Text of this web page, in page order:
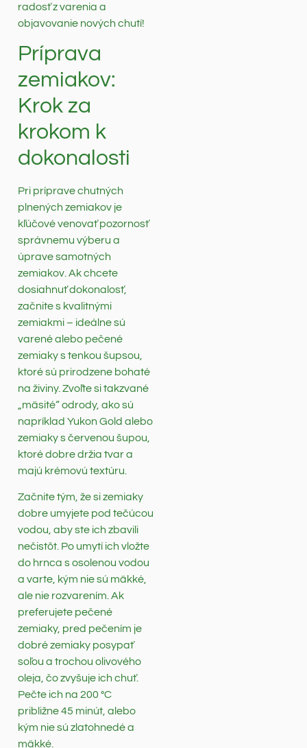
radosť z varenia a
objavovanie nových chutí!
Príprava
zemiakov:
Krok za
krokom k
dokonalosti
Pri príprave chutných
plnených zemiakov je
kľúčové venovať pozornosť
správnemu výberu a
úprave samotných
zemiakov. Ak chcete
dosiahnuť dokonalosť,
začnite s kvalitnými
zemiakmi – ideálne sú
varené alebo pečené
zemiaky s tenkou šupsou,
ktoré sú prirodzene bohaté
na živiny. Zvoľte si takzvané
„mäsité“ odrody, ako sú
napríklad Yukon Gold alebo
zemiaky s červenou šupou,
ktoré dobre držia tvar a
majú krémovú textúru.
Začnite tým, že si zemiaky
dobre umyjete pod tečúcou
vodou, aby ste ich zbavili
nečistôt. Po umytí ich vložte
do hrnca s osolenou vodou
a varte, kým nie sú mäkké,
ale nie rozvarením. Ak
preferujete pečené
zemiaky, pred pečením je
dobré zemiaky posypať
soľou a trochou olivového
oleja, čo zvyšuje ich chuť.
Pečte ich na 200 °C
približne 45 minút, alebo
kým nie sú zlatohnedé a
mäkké.